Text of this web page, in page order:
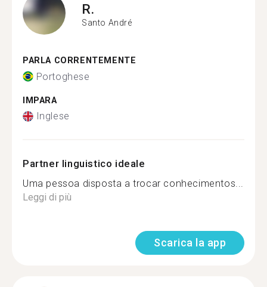
R.
Santo André
PARLA CORRENTEMENTE
Portoghese
IMPARA
Inglese
Partner linguistico ideale
Uma pessoa disposta a trocar conhecimentos...
Leggi di più
Scarica la app